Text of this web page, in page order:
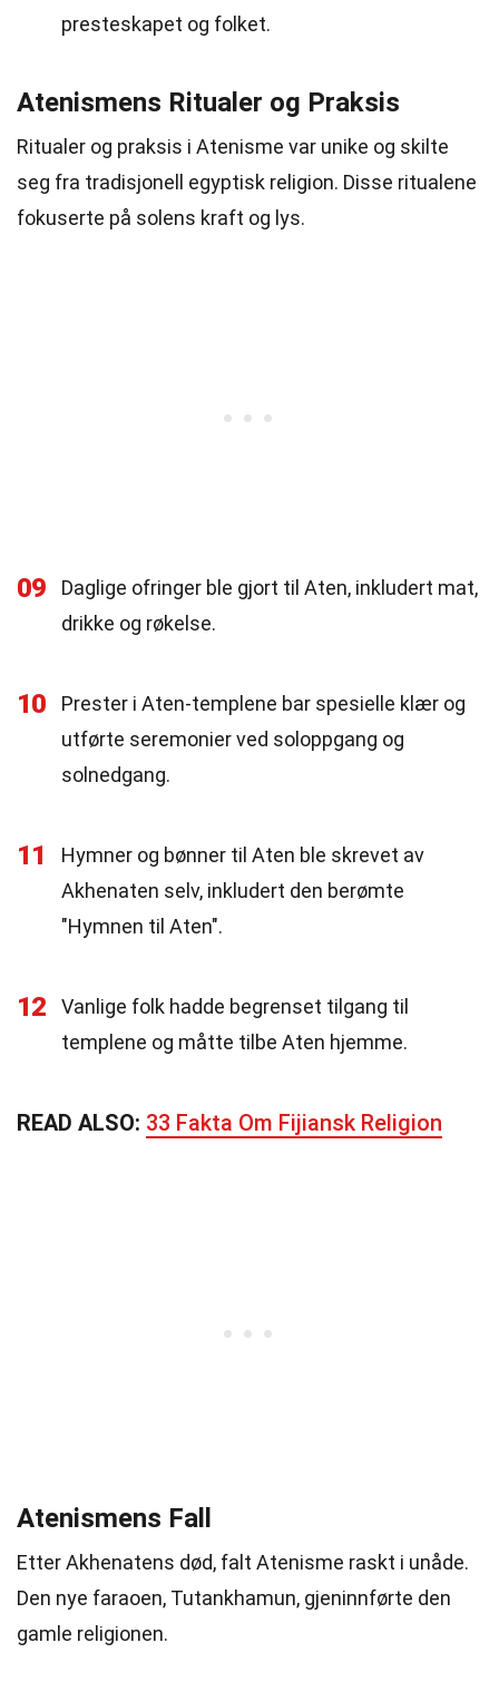
presteskapet og folket.
Atenismens Ritualer og Praksis
Ritualer og praksis i Atenisme var unike og skilte
seg fra tradisjonell egyptisk religion. Disse ritualene
fokuserte på solens kraft og lys.
09
Daglige ofringer ble gjort til Aten, inkludert mat,
drikke og røkelse.
10
Prester i Aten-templene bar spesielle klær og
utførte seremonier ved soloppgang og
solnedgang.
11
Hymner og bønner til Aten ble skrevet av
Akhenaten selv, inkludert den berømte
"Hymnen til Aten".
12
Vanlige folk hadde begrenset tilgang til
templene og måtte tilbe Aten hjemme.
READ ALSO: 33 Fakta Om Fijiansk Religion
Atenismens Fall
Etter Akhenatens død, falt Atenisme raskt i unåde.
Den nye faraoen, Tutankhamun, gjeninnførte den
gamle religionen.